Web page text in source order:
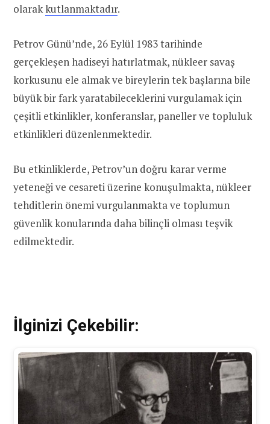
olarakkutlanmaktadır.
Petrov Günü’nde, 26 Eylül 1983 tarihinde
gerçekleşen hadiseyi hatırlatmak, nükleer savaş
korkusunu ele almak ve bireylerin tek başlarına bile
büyük bir fark yaratabileceklerini vurgulamak için
çeşitli etkinlikler, konferanslar, paneller ve topluluk
etkinlikleri düzenlenmektedir.
Bu etkinliklerde, Petrov’un doğru karar verme
yeteneği ve cesareti üzerine konuşulmakta, nükleer
tehditlerin önemi vurgulanmakta ve toplumun
güvenlik konularında daha bilinçli olması teşvik
edilmektedir.
İlginizi Çekebilir: